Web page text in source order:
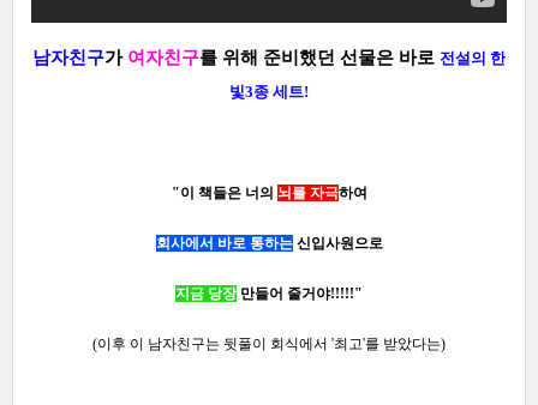
남자친구가 여자친구를 위해 준비했던 선물은 바로 전설의 한
빛3종 세트!
"이 책들은 너의 뇌를 자극하여
회사에서 바로 통하는신입사원으로
지금 당장 만들어 줄거야!!!!!"
(이후 이 남자친구는 뒷풀이 회식에서 '최고'를 받았다는)